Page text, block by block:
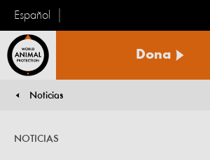
Español
Animal
Dona
Noticias
NOTICIAS